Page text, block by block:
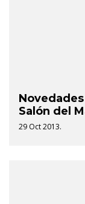
Salón del
29 Oct 2013.